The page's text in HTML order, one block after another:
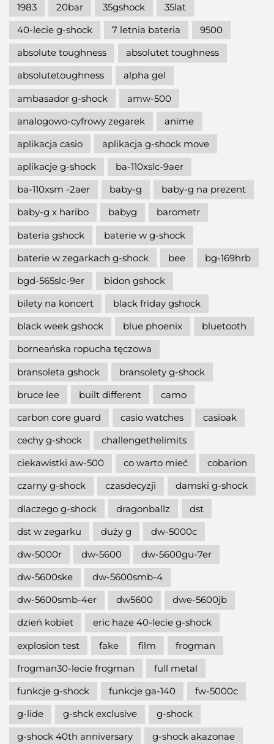
1983 20bar 35gshock
35lat
40-lecie g-shock
7 letnia bateria
9500
absolute toughness
absolutet toughness
absolutetoughness
alpha gel
ambasador g-shock
amw-500
analogowo-cyfrowy zegarek
anime
aplikacja casio
aplikacja g-shock move
aplikacje g-shock
ba-110xslc-9aer
ba-110xsm -2aer
baby-g
baby-g na prezent
baby-g x haribo
babyg
barometr
bateria gshock
baterie w g-shock
baterie w zegarkach g-shock
bee
bg-169hrb
bgd-565slc-9er
bidon gshock
bilety na koncert
black friday gshock
black week gshock
blue phoenix
bluetooth
borneańska ropucha tęczowa
bransoleta gshock
bransolety g-shock
bruce lee
built different
camo
carbon core guard
casio watches
casioak
cechy g-shock
challengethelimits
ciekawistki aw-500
co warto mieć
cobarion
czarny g-shock
czasdecyzji
damski g-shock
dlaczego g-shock
dragonballz
dst
dst w zegarku
duży g
dw-5000c
dw-5000r
dw-5600
dw-5600gu-7er
dw-5600ske
dw-5600smb-4
dw-5600smb-4er
dw5600
dwe-5600jb
dzień kobiet
eric haze 40-lecie g-shock
explosion test
fake film
frogman
frogman30-lecie frogman
full metal
funkcje g-shock
funkcje ga-140
fw-5000c
g-lide
g-shck exclusive
g-shock
g-shock 40th anniversary
g-shock akazonae